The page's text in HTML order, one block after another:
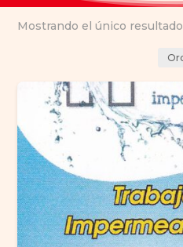
Mostrando el único resultado